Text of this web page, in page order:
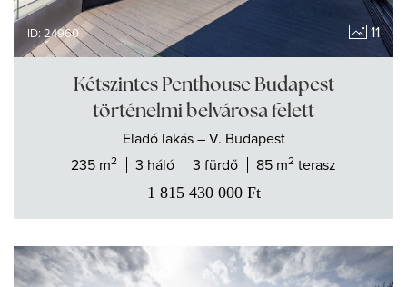
ID: 24960 11
Kétszintes Penthouse Budapest
történelmi belvárosa felett
Eladó lakás – V. Budapest
235 m2 3 háló 3 fürdő 85 m2 terasz
1 815 430 000 Ft